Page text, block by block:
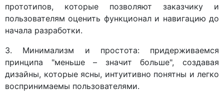
прототипов, которые позволяют заказчику и
пользователям оценить функционал и навигацию до
начала разработки.
3. Минимализм и простота: придерживаемся
принципа "меньше – значит больше", создавая
дизайны, которые ясны, интуитивно понятны и легко
воспринимаемы пользователями.